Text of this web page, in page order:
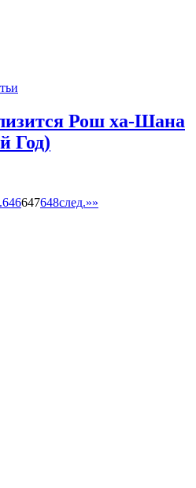
Рош ха-Шана
Год)
646647648след.»»